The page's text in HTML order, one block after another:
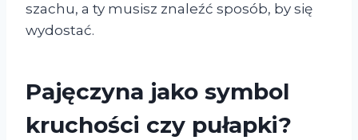
szachu, a ty musisz znaleźć sposób, by się
wydostać.
Pajęczyna jako symbol
kruchości czy pułapki?